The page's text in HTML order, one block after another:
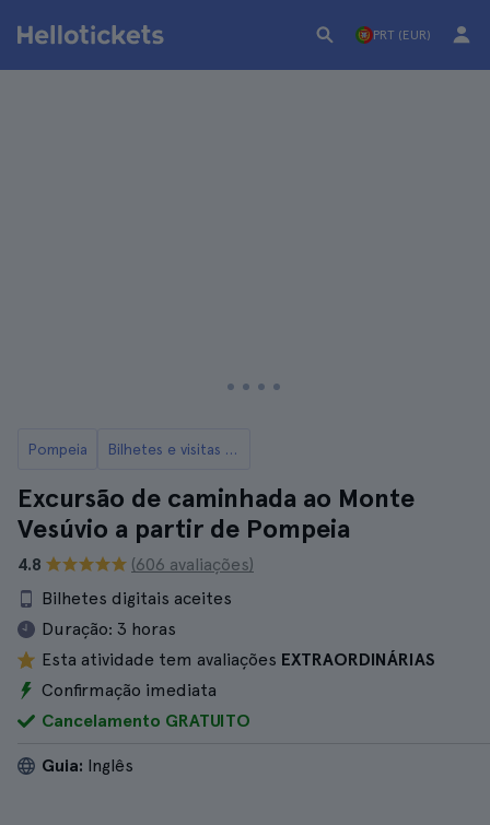
PRT (EUR)
Pompeia Bilhetes e visitas ao Monte Vesúvio de Pompéia
Excursão de caminhada ao Monte
Vesúvio a partir de Pompeia
4.8
(606 avaliações)
Bilhetes digitais aceites
Duração: 3 horas
Esta atividade tem avaliações EXTRAORDINÁRIAS
Confirmação imediata
Cancelamento GRATUITO
Guia: Inglês